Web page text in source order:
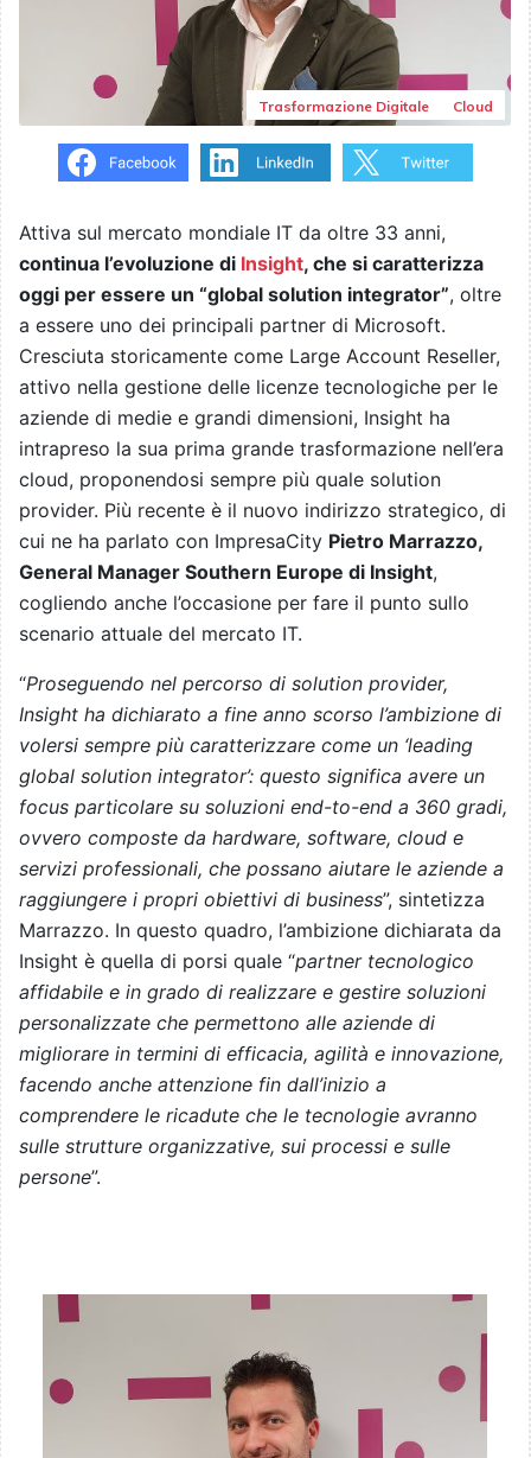
Trasformazione Digitale Cloud
Attiva sul mercato mondiale IT da oltre 33 anni,
continua l’evoluzione di Insight, che si caratterizza
oggi per essere un “global solution integrator”, oltre
a essere uno dei principali partner di Microsoft.
Cresciuta storicamente come Large Account Reseller,
attivo nella gestione delle licenze tecnologiche per le
aziende di medie e grandi dimensioni, Insight ha
intrapreso la sua prima grande trasformazione nell’era
cloud, proponendosi sempre più quale solution
provider. Più recente è il nuovo indirizzo strategico, di
cui ne ha parlato con ImpresaCity Pietro Marrazzo,
General Manager Southern Europe di Insight,
cogliendo anche l’occasione per fare il punto sullo
scenario attuale del mercato IT.
“Proseguendo nel percorso di solution provider,
Insight ha dichiarato a fine anno scorso l’ambizione di
volersi sempre più caratterizzare come un ‘leading
global solution integrator’: questo significa avere un
focus particolare su soluzioni end-to-end a 360 gradi,
ovvero composte da hardware, software, cloud e
servizi professionali, che possano aiutare le aziende a
raggiungere i propri obiettivi di business”, sintetizza
Marrazzo. In questo quadro, l’ambizione dichiarata da
Insight è quella di porsi quale “partner tecnologico
affidabile e in grado di realizzare e gestire soluzioni
personalizzate che permettono alle aziende di
migliorare in termini di efficacia, agilità e innovazione,
facendo anche attenzione fin dall’inizio a
comprendere le ricadute che le tecnologie avranno
sulle strutture organizzative, sui processi e sulle
persone”.